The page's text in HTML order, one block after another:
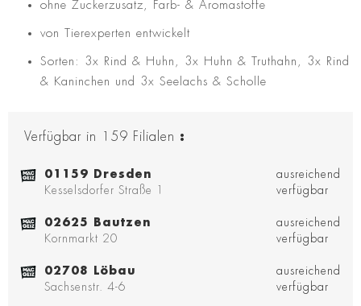
ohne Zuckerzusatz, Farb- & Aromastoffe
von Tierexperten entwickelt
Sorten: 3x Rind & Huhn, 3x Huhn & Truthahn, 3x Rind
& Kaninchen und 3x Seelachs & Scholle
Verfügbar in 159 Filialen :
01159 Dresden
Kesselsdorfer Straße 1
ausreichend
verfügbar
02625 Bautzen
Kornmarkt 20
ausreichend
verfügbar
02708 Löbau
Sachsenstr. 4-6
ausreichend
verfügbar